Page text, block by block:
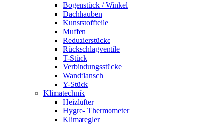
Bogenstück / Winkel
Dachhauben
Kunststoffteile
Muffen
Reduzierstücke
Rückschlagventile
T-Stück
Verbindungsstücke
Wandflansch
Y-Stück
Klimatechnik
Heizlüfter
Hygro- Thermometer
Klimaregler